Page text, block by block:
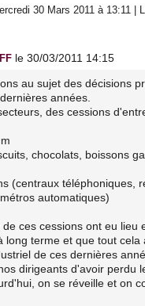
30 Mars 2011 à 13:11 |
le 30/03/2011 14:15
au sujet des décisions
années.
des cessions
chocolats, boissons
(centraux téléphoniques,
automatiques)
ces cessions ont eu lieu
long terme et que tout
de ces dernières
dirigeants d'avoir perdu
on se réveille et on